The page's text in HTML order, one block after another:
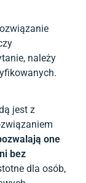
należy
jest z
one
bez
dla osób,